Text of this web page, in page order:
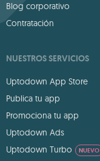
Blog corporativo
Contratación
NUESTROS SERVICIOS
Uptodown App Store
Publica tu app
Promociona tu app
Uptodown Ads
Uptodown Turbo
NUEVO